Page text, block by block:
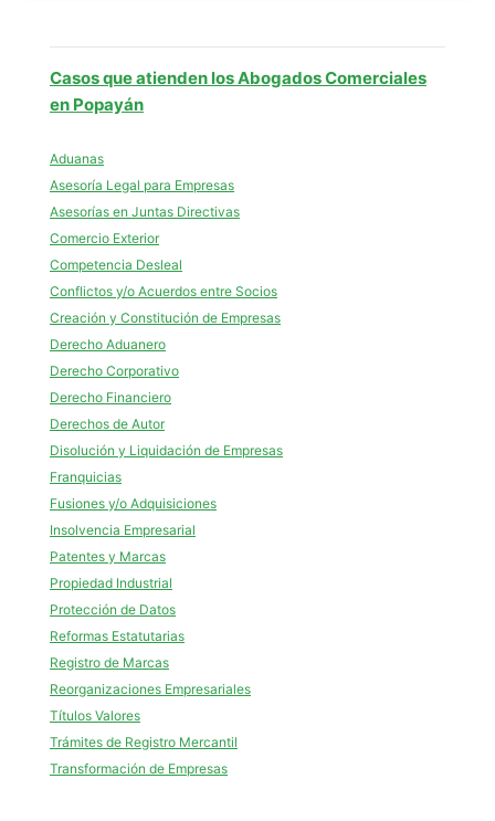
Casos que atienden los Abogados Comerciales
en Popayán
Aduanas
Asesoría Legal para Empresas
Asesorías en Juntas Directivas
Comercio Exterior
Competencia Desleal
Conflictos y/o Acuerdos entre Socios
Creación y Constitución de Empresas
Derecho Aduanero
Derecho Corporativo
Derecho Financiero
Derechos de Autor
Disolución y Liquidación de Empresas
Franquicias
Fusiones y/o Adquisiciones
Insolvencia Empresarial
Patentes y Marcas
Propiedad Industrial
Protección de Datos
Reformas Estatutarias
Registro de Marcas
Reorganizaciones Empresariales
Títulos Valores
Trámites de Registro Mercantil
Transformación de Empresas